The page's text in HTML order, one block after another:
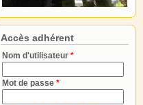
Accès adhérent
Nom d'utilisateur *
Mot de passe *